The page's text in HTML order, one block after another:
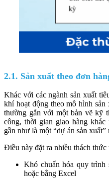
2.1. Sản xuất theo đơn
Khác với các ngành sản xuất
khí hoạt động theo mô hình
thường gắn với một bản vẽ kỹ
công, thời gian giao hàng
gần như là một “dự án sản xuất”
Điều này đặt ra nhiều thách thức
Khó chuẩn hóa quy trình
hoặc bằng Excel